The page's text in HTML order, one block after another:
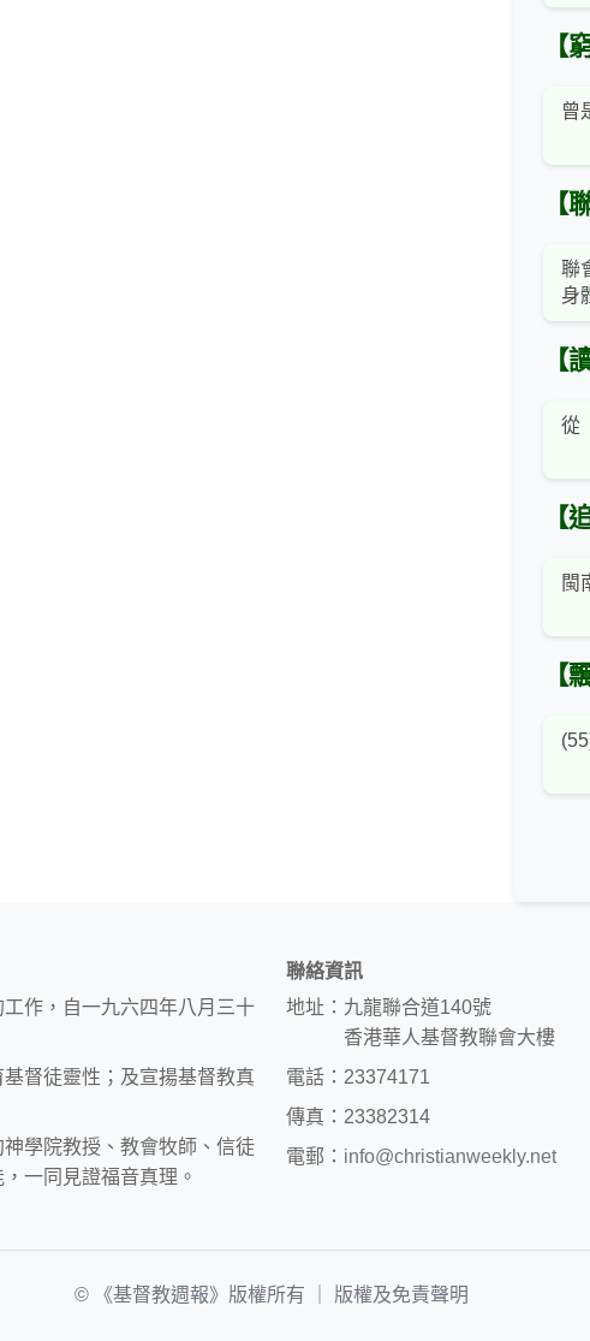
【
曾
【
聯
身
【
從
【
閩
【
作，自一九六四年八月三十
督徒靈性；及宣揚基督教真
學院教授、教會牧師、信徒
一同見證福音真理。
聯絡資訊
地址：九龍聯合道140號
香港華人基督教聯會大樓
電話：23374171
傳真：23382314
電郵： info@christianweekly.net
© 《基督教週報》版權所有 ｜ 版權及免責聲明